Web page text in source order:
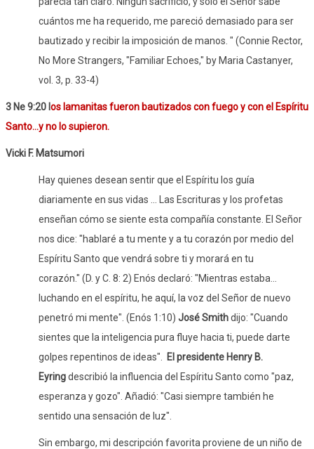
cuántos me ha requerido, me pareció demasiado para ser
bautizado y recibir la imposición de manos." (Connie Rector,
No More Strangers, "Familiar Echoes," by Maria Castanyer,
vol. 3, p. 33-4)
3 Ne 9:20 l os lamanitas fueron bautizados con fuego y con el Espíritu
Santo…y no lo supieron.
Vicki F. Matsumori
Hay quienes desean sentir que el Espíritu los guía
diariamente en sus vidas ... Las Escrituras y los profetas
enseñan cómo se siente esta compañía constante. El Señor
nos dice: "hablaré a tu mente y a tu corazón por medio del
Espíritu Santo que vendrá sobre ti y morará en tu
corazón." (D. y C. 8: 2) Enós declaró: "Mientras estaba...
luchando en el espíritu, he aquí, la voz del Señor de nuevo
penetró mi mente". (Enós 1:10)José Smithdijo: "Cuando
sientes que la inteligencia pura fluye hacia ti, puede darte
golpes repentinos de ideas".
El presidente Henry B.
Eyringdescribió la influencia del Espíritu Santo como "paz,
esperanza y gozo". Añadió: "Casi siempre también he
sentido una sensación de luz".
Sin embargo, mi descripción favorita proviene de un niño de